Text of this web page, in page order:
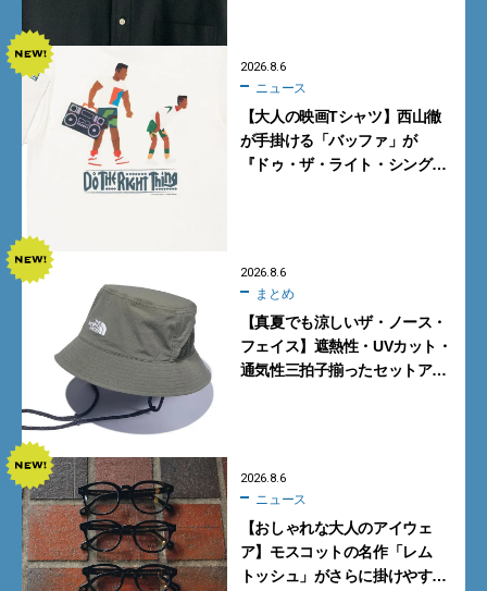
2026.8.6
ニュース
【大人の映画Tシャツ】西山徹
が手掛ける「バッファ」が
『ドゥ・ザ・ライト・シング』
2026.8.6
まとめ
【真夏でも涼しいザ・ノース・
フェイス】遮熱性・UVカット・
通気性三拍子揃ったセットアッ
2026.8.6
ニュース
【おしゃれな大人のアイウェ
ア】モスコットの名作「レム
トッシュ」がさらに掛けやす